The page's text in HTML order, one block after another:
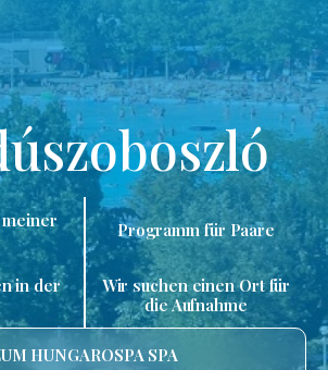
Programm für Paare
in der
Wir suchen einen Ort für
die Aufnahme
HUNGAROSPA SPA